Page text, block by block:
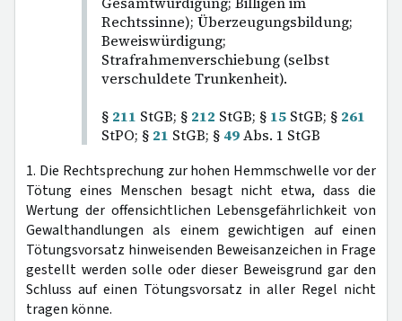
Rechtssinne); Überzeugungsbildung;
Beweiswürdigung;
Strafrahmenverschiebung (selbst
verschuldete Trunkenheit).
§ 211 StGB; § 212 StGB; § 15 StGB; § 261
StPO; § 21 StGB; § 49Abs. 1 StGB
1. Die Rechtsprechung zur hohen Hemmschwelle vor der
Tötung eines Menschen besagt nicht etwa, dass die
Wertung der offensichtlichen Lebensgefährlichkeit von
Gewalthandlungen als einem gewichtigen auf einen
Tötungsvorsatz hinweisenden Beweisanzeichen in Frage
gestellt werden solle oder dieser Beweisgrund gar den
Schluss auf einen Tötungsvorsatz in aller Regel nicht
tragen könne.